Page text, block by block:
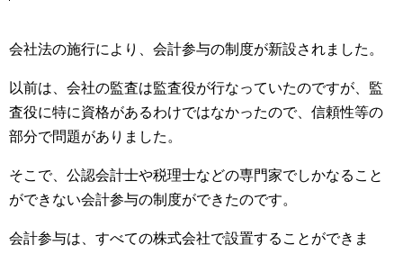
会社法の施行により、会計参与の制度が新設されました。
以前は、会社の監査は監査役が行なっていたのですが、監
査役に特に資格があるわけではなかったので、信頼性等の
部分で問題がありました。
そこで、公認会計士や税理士などの専門家でしかなること
ができない会計参与の制度ができたのです。
会計参与は、すべての株式会社で設置することができま